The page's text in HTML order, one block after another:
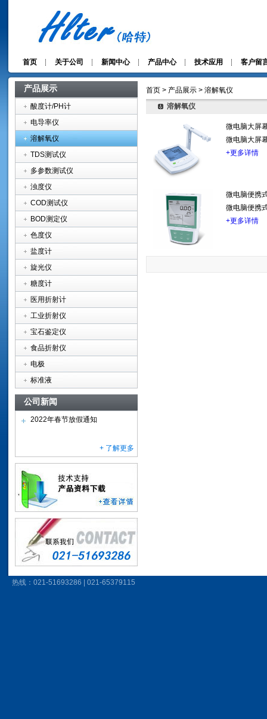
首页 关于公司 新闻中心 产品中心 技术应用 客户留
产品展示
酸度计/PH计
电导率仪
溶解氧仪
TDS测试仪
多参数测试仪
浊度仪
COD测试仪
BOD测定仪
色度仪
盐度计
旋光仪
糖度计
医用折射计
工业折射仪
宝石鉴定仪
食品折射仪
电极
标准液
公司新闻
2022年春节放假通知
+ 了解更多
首页 > 产品展示 > 溶解氧仪
溶解氧仪
微电脑大屏
微电脑大屏
+更多详情
微电脑便携
微电脑便携
+更多详情
热线：021-51693286 | 021-65379115